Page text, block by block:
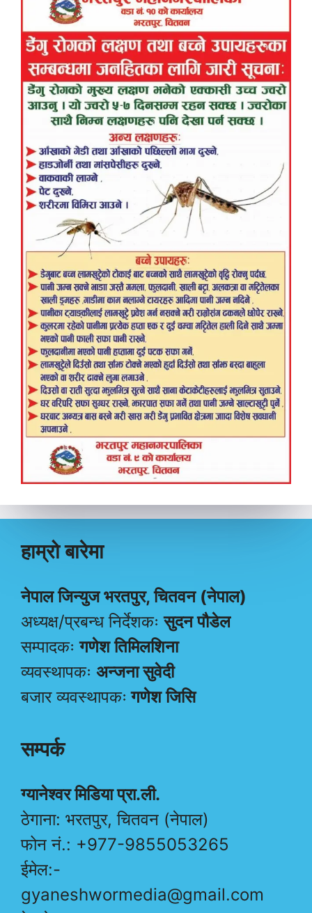
हाम्रो बारेमा
नेपाल जिन्युज भरतपुर, चितवन (नेपाल)
अध्यक्ष/प्रबन्ध निर्देशकःसुदन पौडेल
सम्पादकःगणेश तिमिलशिना
व्यवस्थापकः अन्जना सुवेदी
बजार व्यवस्थापकः गणेश जिसि
सम्पर्क
ग्यानेश्वर मिडिया प्रा.ली.
ठेगाना: भरतपुर, चितवन (नेपाल)
फोन नं.: +977-9855053265
ईमेल:-
gyaneshwormedia@gmail.com